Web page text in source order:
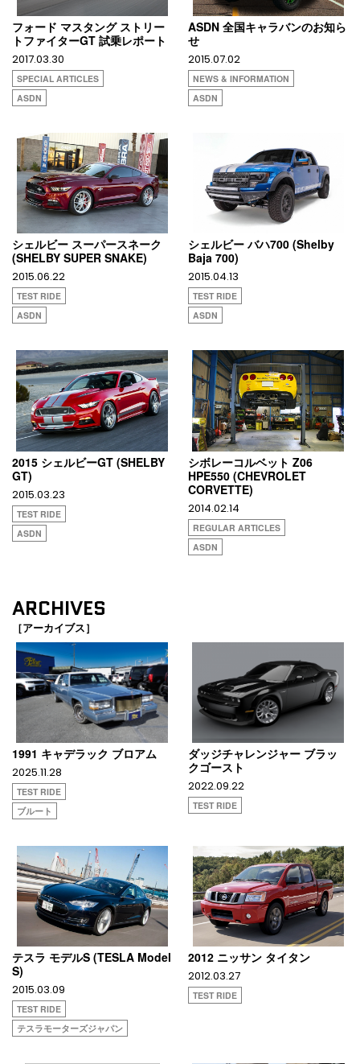
フォード マスタング ストリー
トファイターGT 試乗レポート
2017.03.30
SPECIAL ARTICLES
ASDN
ASDN 全国キャラバンのお知ら
せ
2015.07.02
NEWS & INFORMATION
ASDN
シェルビー スーパースネーク
(SHELBY SUPER SNAKE)
2015.06.22
TEST RIDE
ASDN
シェルビー バハ700 (Shelby
Baja 700)
2015.04.13
TEST RIDE
ASDN
2015 シェルビーGT (SHELBY
GT)
2015.03.23
TEST RIDE
ASDN
シボレーコルベット Z06
HPE550 (CHEVROLET
CORVETTE)
2014.02.14
REGULAR ARTICLES
ASDN
ARCHIVES
［アーカイブス］
1991 キャデラック ブロアム
2025.11.28
TEST RIDE
ブルート
ダッジチャレンジャー ブラッ
クゴースト
2022.09.22
TEST RIDE
テスラ モデルS (TESLA Model
S)
2015.03.09
TEST RIDE
テスラモーターズジャパン
2012 ニッサン タイタン
2012.03.27
TEST RIDE